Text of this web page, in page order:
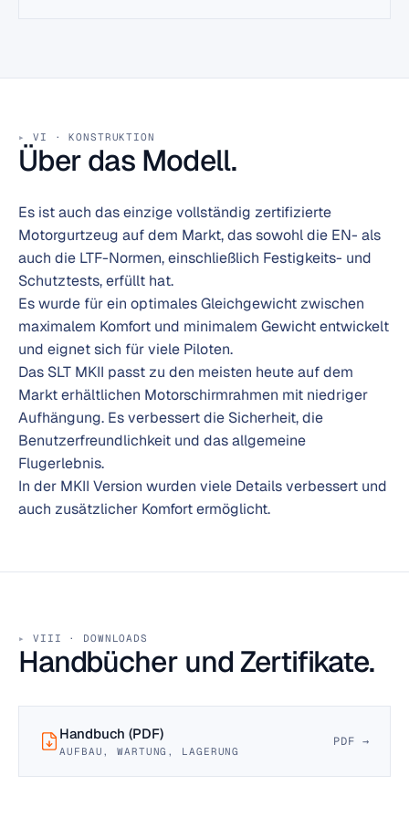
VI · KONSTRUKTION
Über das Modell.
Es ist auch das einzige vollständig zertifizierte
Motorgurtzeug auf dem Markt, das sowohl die EN- als
auch die LTF-Normen, einschließlich Festigkeits- und
Schutztests, erfüllt hat.
Es wurde für ein optimales Gleichgewicht zwischen
maximalem Komfort und minimalem Gewicht entwickelt
und eignet sich für viele Piloten.
Das SLT MKII passt zu den meisten heute auf dem
Markt erhältlichen Motorschirmrahmen mit niedriger
Aufhängung. Es verbessert die Sicherheit, die
Benutzerfreundlichkeit und das allgemeine
Flugerlebnis.
In der MKII Version wurden viele Details verbessert und
auch zusätzlicher Komfort ermöglicht.
VIII · DOWNLOADS
Handbücher und Zertifikate.
Handbuch (PDF)
AUFBAU, WARTUNG, LAGERUNG
PDF →